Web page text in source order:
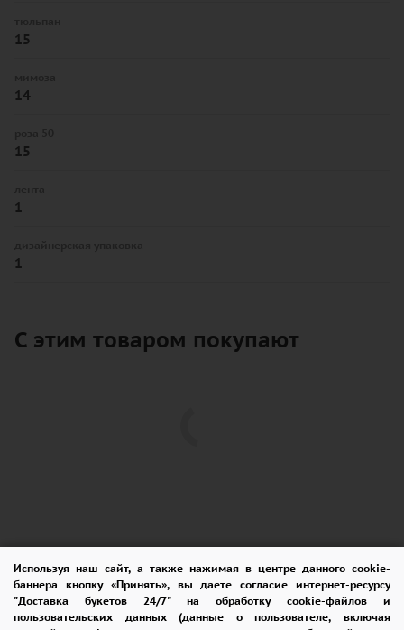
Используя наш сайт, а также нажимая в центре данного cookie-
баннера кнопку «Принять», вы даете согласие интернет-ресурсу
"Доставка букетов 24/7" на обработку cookie-файлов и
пользовательских данных (данные о пользователе, включая
15
14
15
1
1
С этим товаром покупают
ПОМОЩЬ ОПЛАТА
ДОСТАВКА